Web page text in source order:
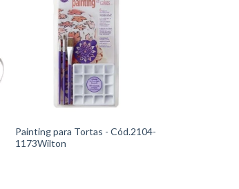
Painting para Tortas - Cód.2104-
1173Wilton